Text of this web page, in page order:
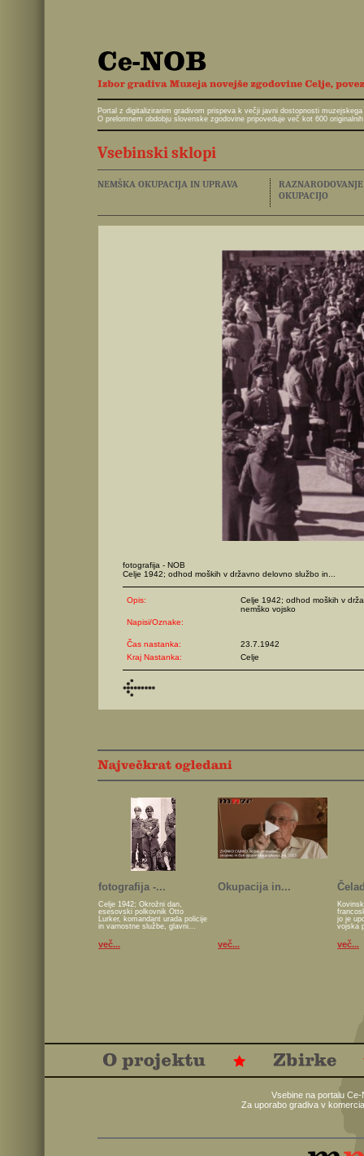
Portal z digitaliziranim gradivom prispeva k večji javni dostopnosti
O prelomnem obdobju slovenske zgodovine pripoveduje več kot 600
Vsebinski sklopi
NEMŠKA OKUPACIJA IN UPRAVA
OKUPACIJO
fotografija - NOB
Celje 1942; odhod moških v državno delovno službo in...
Opis:
Celje 1942; odhod moških v
nemško vojsko
Napisi/Oznake:
Čas nastanka:
23.7.1942
Kraj Nastanka:
Celje
fotografija -...
Celje 1942; Okrožni dan,
esesovski polkovnik Otto
Lurker, komandant urada policije
in varnostne službe, glavni...
več...
Okupacija in...
več...
jo je
vojska
več...
Vsebine na portalu
Za uporabo gradiva v